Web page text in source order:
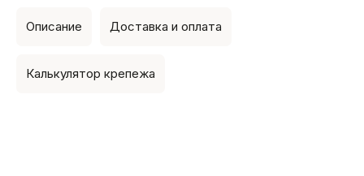
Описание Доставка и оплата
Калькулятор крепежа